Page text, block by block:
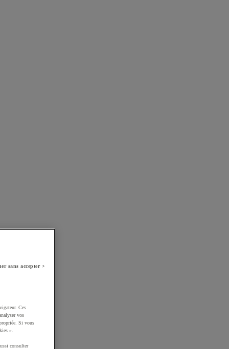
sans accepter >
Ces
vos
Si vous
».
consulter